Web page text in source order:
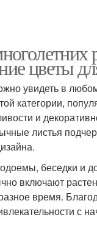
цветы
увидеть в
категории,
и
листья
беседки и
включают
время.
с